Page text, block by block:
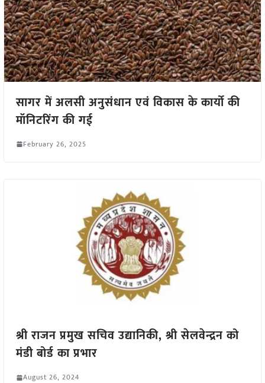
सागर में अलसी अनुसंधान एवं विकास के कार्यो की
मॉनिटरिंग की गई
February 26, 2025
श्री राजन प्रमुख सचिव उद्यानिकी, श्री सेलवेन्द्रन को
मंडी बोर्ड का प्रभार
August 26, 2024